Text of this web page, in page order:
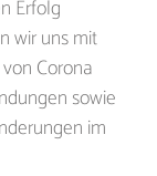
Erfolg
wir uns mit
Corona
sowie
im